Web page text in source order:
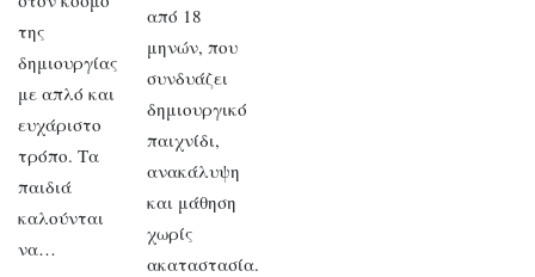
της
δημιουργίας
με απλό και
ευχάριστο
τρόπο. Τα
παιδιά
καλούνται
να…
από 18
μηνών, που
συνδυάζει
δημιουργικό
παιχνίδι,
ανακάλυψη
και μάθηση
χωρίς
ακαταστασία.